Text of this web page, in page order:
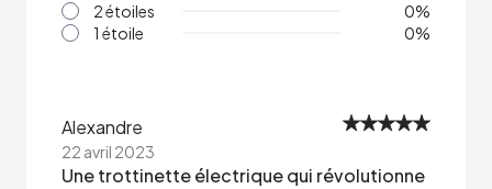
2 étoiles
0%
1 étoile
0%
Alexandre
22 avril 2023
Une trottinette électrique qui révolutionne